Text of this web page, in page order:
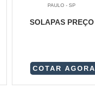
PAULO - SP
SOLAPAS PREÇO
COTAR AGORA